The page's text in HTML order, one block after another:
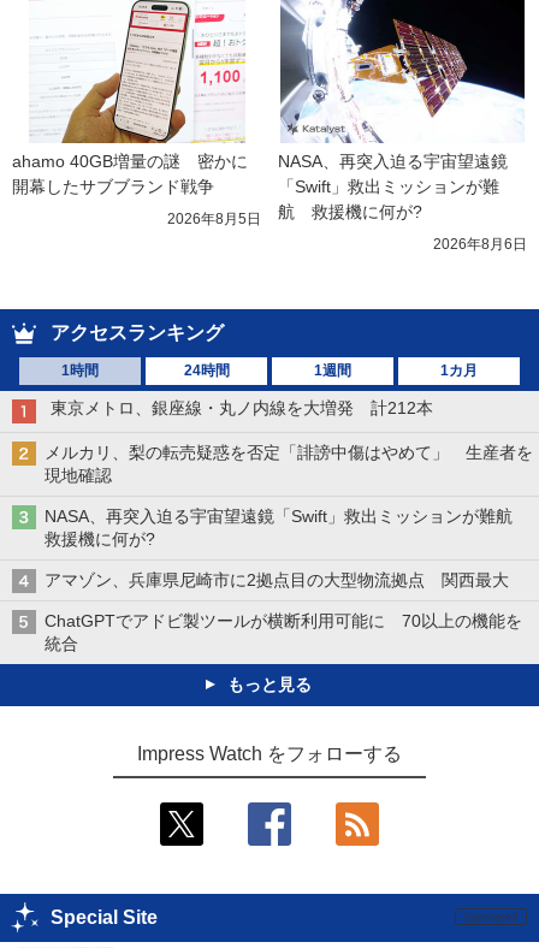
ahamo 40GB増量の謎　密かに
開幕したサブブランド戦争
2026年8月5日
NASA、再突入迫る宇宙望遠鏡
「Swift」救出ミッションが難
航　救援機に何が?
2026年8月6日
アクセスランキング
1時間 24時間 1週間 1カ月
東京メトロ、銀座線・丸ノ内線を大増発 計212本
メルカリ、梨の転売疑惑を否定「誹謗中傷はやめて」 生産者を
現地確認
NASA、再突入迫る宇宙望遠鏡「Swift」救出ミッションが難航
救援機に何が?
アマゾン、兵庫県尼崎市に2拠点目の大型物流拠点 関西最大
ChatGPTでアドビ製ツールが横断利用可能に 70以上の機能を
統合
もっと見る
Impress Watch をフォローする
Special Site